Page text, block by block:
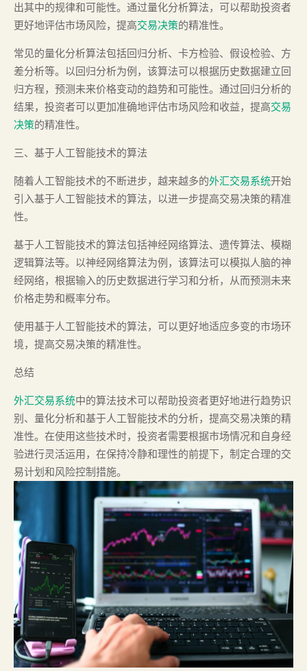
出其中的规律和可能性。通过量化分析算法，可以帮助投资者
更好地评估市场风险，提高交易决策的精准性。
常见的量化分析算法包括回归分析、卡方检验、假设检验、方
差分析等。以回归分析为例，该算法可以根据历史数据建立回
归方程，预测未来价格变动的趋势和可能性。通过回归分析的
结果，投资者可以更加准确地评估市场风险和收益，提高交易
决策的精准性。
三、基于人工智能技术的算法
随着人工智能技术的不断进步，越来越多的外汇交易系统开始
引入基于人工智能技术的算法，以进一步提高交易决策的精准
性。
基于人工智能技术的算法包括神经网络算法、遗传算法、模糊
逻辑算法等。以神经网络算法为例，该算法可以模拟人脑的神
经网络，根据输入的历史数据进行学习和分析，从而预测未来
价格走势和概率分布。
使用基于人工智能技术的算法，可以更好地适应多变的市场环
境，提高交易决策的精准性。
总结
外汇交易系统中的算法技术可以帮助投资者更好地进行趋势识
别、量化分析和基于人工智能技术的分析，提高交易决策的精
准性。在使用这些技术时，投资者需要根据市场情况和自身经
验进行灵活运用，在保持冷静和理性的前提下，制定合理的交
易计划和风险控制措施。